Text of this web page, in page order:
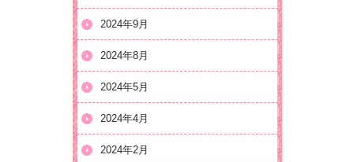
2024年9月
2024年8月
2024年5月
2024年4月
2024年2月